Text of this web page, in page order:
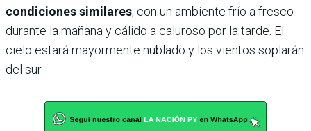
condiciones similares, con un ambiente frío a fresco
durante la mañana y cálido a caluroso por la tarde. El
cielo estará mayormente nublado y los vientos soplarán
del sur.